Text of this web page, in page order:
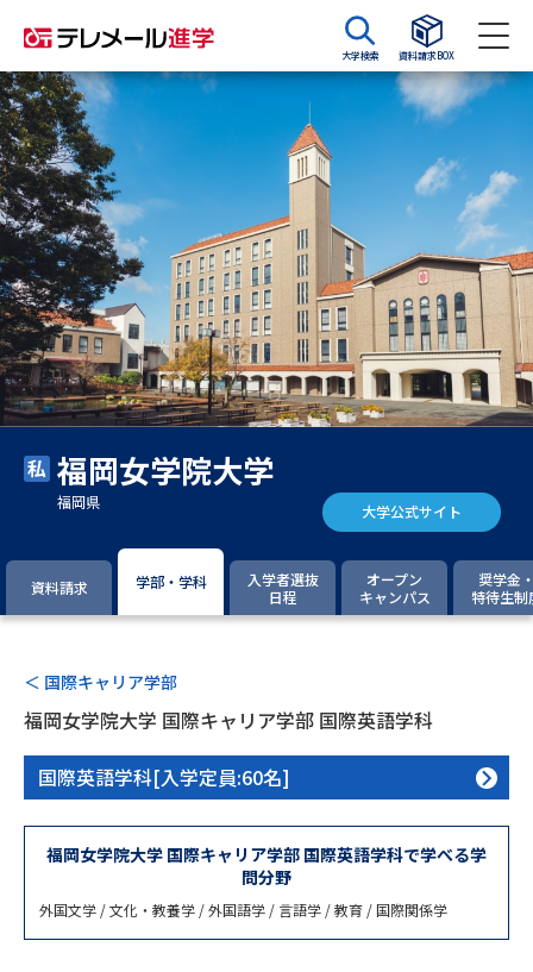
大学検索 資料請求BOX
資料検索
大学・短大の資料種類から請求
大学パンフ 学部・学科パンフ
総合型選抜・学校推薦型選抜 募
集要項＆願書
大学入学共通テスト利用選抜の
募集要項＆願書
過去問題集
大学・短大以外の資料から請求
大学院の資料請求
留学・進学関連、塾・予備校
大学入学共通テスト「受験案
内」の請求
配慮案内」の請求
幼稚園教員資格認定試験 小学校教員資格認定試験
高等学校（情報）教員資格認定
試験
大学研究
福岡女学院大学
福岡県 大学公式サイト
資料請求 学部・学科
入学者選抜
日程
オープン
キャンパス
奨学金
特待生制
＜ 国際キャリア学部
福岡女学院大学 国際キャリア学部 国際英語学科
国際英語学科[入学定員:60名]
福岡女学院大学 国際キャリア学部 国際英語学科で学べる学
問分野
外国文学 / 文化・教養学 / 外国語学 / 言語学 / 教育 / 国際関係学